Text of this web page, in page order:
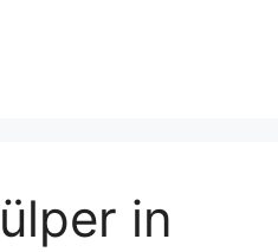
in